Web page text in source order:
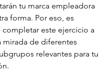
tu marca empleadora
forma. Por eso, es
este ejercicio a
mirada de diferentes
relevantes para tu